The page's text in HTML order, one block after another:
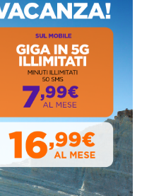
del Sindaco Zambito
22, 2020
nella Strada degli
a Siculiana (VIDEO)
ma la devozione non si
pirotecnico rinviato a
al “Passo”